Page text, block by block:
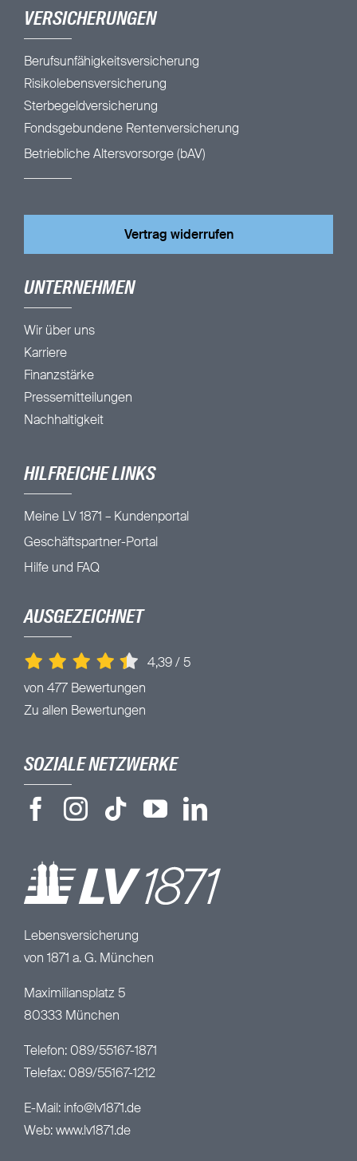
VERSICHERUNGEN
Berufsunfähigkeitsversicherung
Risikolebensversicherung
Sterbegeldversicherung
Fondsgebundene Rentenversicherung
Betriebliche Altersvorsorge (bAV)
Vertrag widerrufen
UNTERNEHMEN
Wir über uns
Karriere
Finanzstärke
Pressemitteilungen
Nachhaltigkeit
HILFREICHE LINKS
Meine LV 1871 – Kundenportal
Geschäftspartner-Portal
Hilfe und FAQ
AUSGEZEICHNET
4,39/ 5
von 477 Bewertungen
Zu allen Bewertungen
SOZIALE NETZWERKE
Lebensversicherung
von 1871 a. G. München
Maximiliansplatz 5
80333 München
Telefon: 089/55167-1871
Telefax: 089/55167-1212
E-Mail: info@lv1871.de
Web: www.lv1871.de